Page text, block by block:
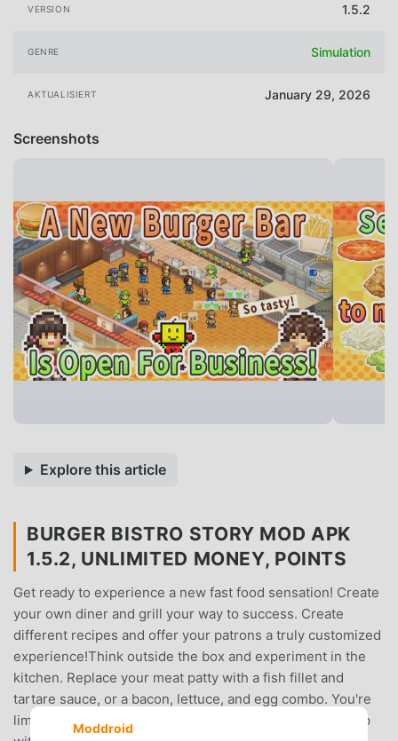
VERSION 1.5.2
GENRE Simulation
AKTUALISIERT January 29, 2026
Screenshots
Explore this article
BURGER BISTRO STORY MOD APK
1.5.2, UNLIMITED MONEY, POINTS
Get ready to experience a new fast food sensation! Create
your own diner and grill your way to success. Create
different recipes and offer your patrons a truly customized
experience!Think outside the box and experiment in the
kitchen. Replace your meat patty with a fish fillet and
tartare sauce, or a bacon, lettuce, and egg combo. You're
limited only by your imagination!And the fun doesn't stop
Moddroid